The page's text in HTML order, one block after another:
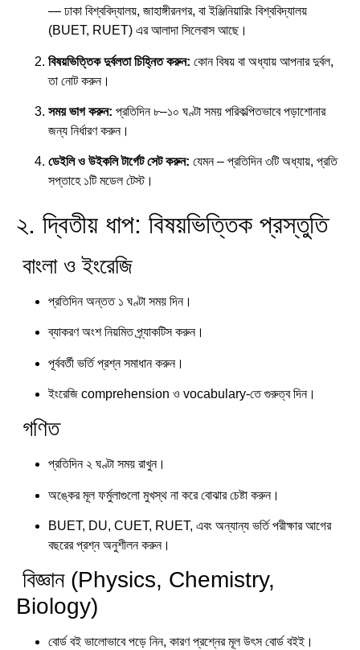
— ঢাকা বিশ্ববিদ্যালয়, জাহাঙ্গীরনগর, বা ইঞ্জিনিয়ারিং বিশ্ববিদ্যালয়
(BUET, RUET) এর আলাদা সিলেবাস আছে।
বিষয়ভিত্তিক দুর্বলতা চিহ্নিত করুন: কোন বিষয় বা অধ্যায় আপনার দুর্বল,
তা নোট করুন।
সময় ভাগ করুন: প্রতিদিন ৮–১০ ঘণ্টা সময় পরিকল্পিতভাবে পড়াশোনার
জন্য নির্ধারণ করুন।
ডেইলি ও উইকলি টার্গেট সেট করুন: যেমন – প্রতিদিন ৩টি অধ্যায়, প্রতি
সপ্তাহে ১টি মডেল টেস্ট।
২. দ্বিতীয় ধাপ: বিষয়ভিত্তিক প্রস্তুতি
বাংলা ও ইংরেজি
প্রতিদিন অন্তত ১ ঘণ্টা সময় দিন।
ব্যাকরণ অংশ নিয়মিত প্র্যাকটিস করুন।
পূর্ববর্তী ভর্তি প্রশ্ন সমাধান করুন।
ইংরেজি comprehension ও vocabulary-তে গুরুত্ব দিন।
গণিত
প্রতিদিন ২ ঘণ্টা সময় রাখুন।
অঙ্কের মূল ফর্মুলাগুলো মুখস্থ না করে বোঝার চেষ্টা করুন।
BUET, DU, CUET, RUET, এবং অন্যান্য ভর্তি পরীক্ষার আগের
বছরের প্রশ্ন অনুশীলন করুন।
বিজ্ঞান (Physics, Chemistry,
Biology)
বোর্ড বই ভালোভাবে পড়ে নিন, কারণ প্রশ্নের মূল উৎস বোর্ড বইই।